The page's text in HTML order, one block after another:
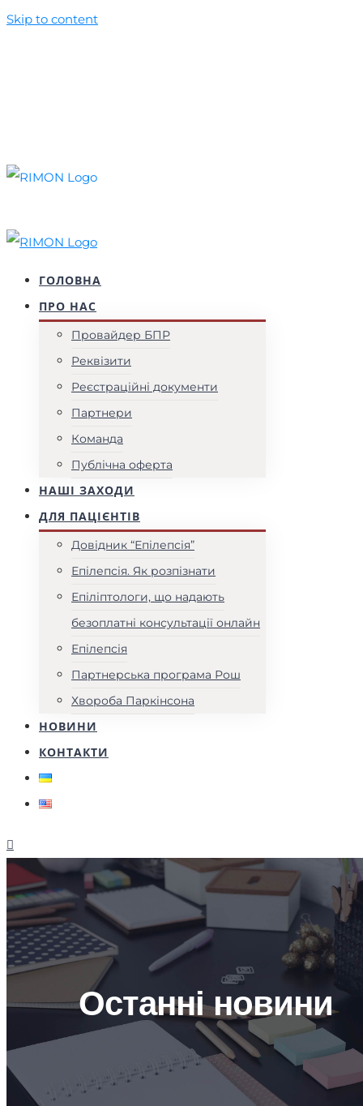
Skip to content
ГОЛОВНА
ПРО НАС
Провайдер БПР
Реквізити
Реєстраційні документи
Партнери
Команда
Публічна оферта
НАШІ ЗАХОДИ
ДЛЯ ПАЦІЄНТІВ
Довідник “Епілепсія”
Епілепсія. Як розпізнати
Епіліптологи, що надають
безоплатні консультації онлайн
Епілепсія
Партнерська програма Рош
Хвороба Паркінсона
НОВИНИ
КОНТАКТИ
Останні новини